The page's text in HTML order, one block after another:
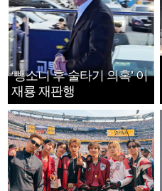
‘뺑소니 후 술타기 의혹’ 이
재룡 재판행